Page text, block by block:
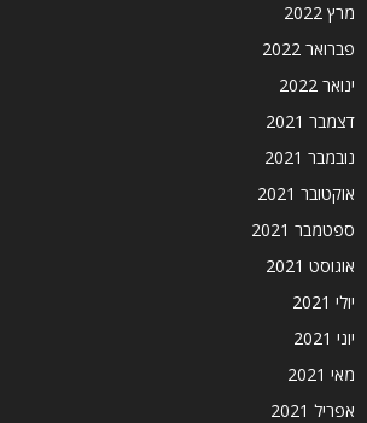
מרץ 2022
פברואר 2022
ינואר 2022
דצמבר 2021
נובמבר 2021
אוקטובר 2021
ספטמבר 2021
אוגוסט 2021
יולי 2021
יוני 2021
מאי 2021
אפריל 2021